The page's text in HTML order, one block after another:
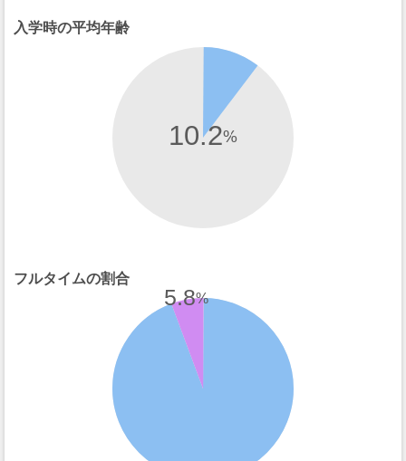
入学時の平均年齢
10.2%
フルタイムの割合
5.8%